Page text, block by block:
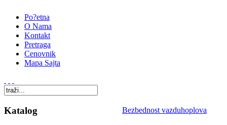
Po?etna
O Nama
Kontakt
Pretraga
Cenovnik
Mapa Sajta
Katalog Bezbednost vazduhoplova